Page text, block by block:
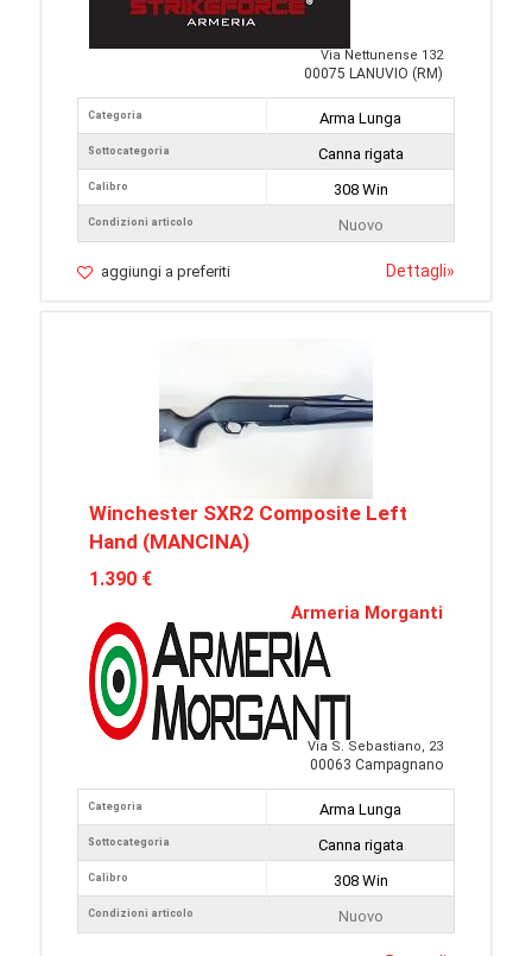
Via Nettunense 132
00075 LANUVIO (RM)
Categoria
Sottocategoria
Calibro
Condizioni articolo
Arma Lunga
Canna rigata
308 Win
Nuovo
aggiungi a preferiti Dettagli»
Winchester SXR2 Composite Left
Hand (MANCINA)
1.390 €
Armeria Morganti
Via S. Sebastiano, 23
00063 Campagnano
Categoria
Sottocategoria
Calibro
Condizioni articolo
Arma Lunga
Canna rigata
308 Win
Nuovo